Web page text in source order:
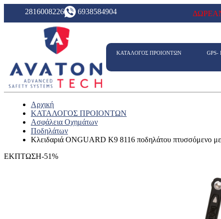
2816008226 6938584904
ΚΑΤΑΛΟΓΟΣ ΠΡΟΙΟΝΤΩΝ GPS-
Αρχική
ΚΑΤΑΛΟΓΟΣ ΠΡΟΙΟΝΤΩΝ
Ασφάλεια Οχημάτων
Ποδηλάτων
Κλειδαριά ONGUARD K9 8116 ποδηλάτου πτυσσόμενο με
ΕΚΠΤΩΣΗ-51%